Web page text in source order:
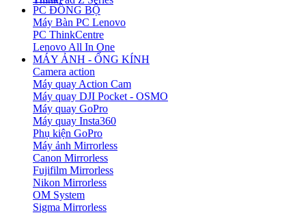
PC ĐỒNG BỘ
Máy Bàn PC Lenovo
PC ThinkCentre
Lenovo All In One
MÁY ẢNH - ỐNG KÍNH
Camera action
Máy quay Action Cam
Máy quay DJI Pocket - OSMO
Máy quay GoPro
Máy quay Insta360
Phụ kiện GoPro
Máy ảnh Mirrorless
Canon Mirrorless
Fujifilm Mirrorless
Nikon Mirrorless
OM System
Sigma Mirrorless